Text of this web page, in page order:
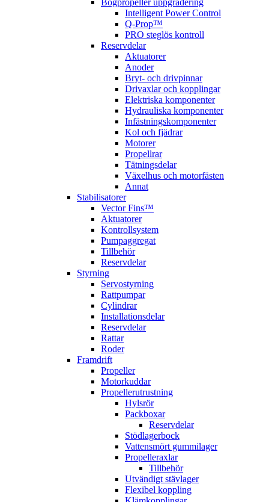
Bogpropeller uppgradering
Intelligent Power Control
Q-Prop™
PRO steglös kontroll
Reservdelar
Aktuatorer
Anoder
Bryt- och drivpinnar
Drivaxlar och kopplingar
Elektriska komponenter
Hydrauliska komponenter
Infästningskomponenter
Kol och fjädrar
Motorer
Propellrar
Tätningsdelar
Växelhus och motorfästen
Annat
Stabilisatorer
Vector Fins™
Aktuatorer
Kontrollsystem
Pumpaggregat
Tillbehör
Reservdelar
Styrning
Servostyrning
Rattpumpar
Cylindrar
Installationsdelar
Reservdelar
Rattar
Roder
Framdrift
Propeller
Motorkuddar
Propellerutrustning
Hylsrör
Packboxar
Reservdelar
Stödlagerbock
Vattensmört gummilager
Propelleraxlar
Tillbehör
Utvändigt stävlager
Flexibel koppling